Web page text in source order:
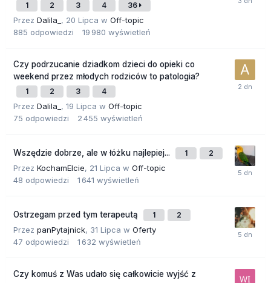
1 2 3 4 36
Przez Dalila_ , 20 Lipca w Off-topic
885 odpowiedzi 19 980 wyświetleń
Czy podrzucanie dziadkom dzieci do opieki co
weekend przez młodych rodziców to patologia?
1 2 3 4
Przez Dalila_ , 19 Lipca w Off-topic
75 odpowiedzi 2 455 wyświetleń
Wszędzie dobrze, ale w łóżku najlepiej... 1 2
Przez KochamElcie, 21 Lipca w Off-topic
48 odpowiedzi 1 641 wyświetleń
Ostrzegam przed tym terapeutą 1 2
Przez panPytajnick, 31 Lipca w Oferty
47 odpowiedzi 1 632 wyświetleń
Czy komuś z Was udało się całkowicie wyjść z